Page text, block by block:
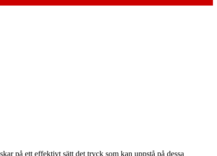
på ett effektivt sätt det tryck som kan uppstå på dessa